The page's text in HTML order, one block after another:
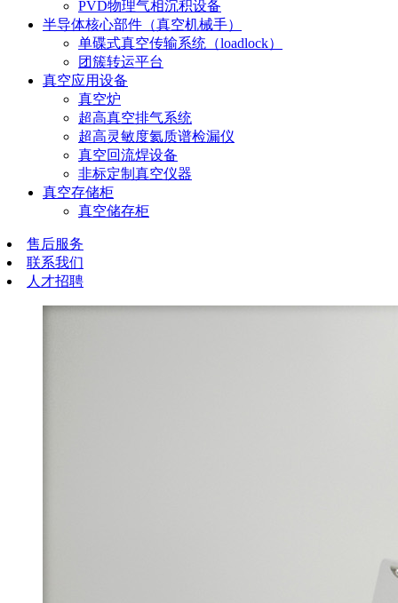
PVD物理气相沉积设备
半导体核心部件（真空机械手）
单碟式真空传输系统（loadlock）
团簇转运平台
真空应用设备
真空炉
超高真空排气系统
超高灵敏度氦质谱检漏仪
真空回流焊设备
非标定制真空仪器
真空存储柜
真空储存柜
售后服务
联系我们
人才招聘